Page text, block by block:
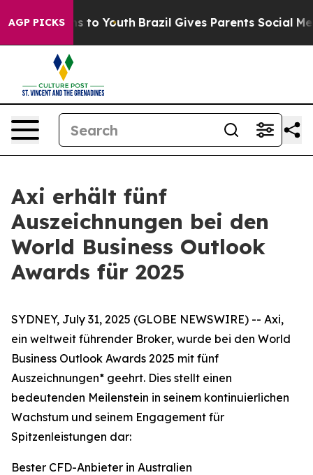
AGP PICKS
Harms to Youth Brazil Gives Parents Social
Axi erhält fünf
Auszeichnungen bei den
World Business Outlook
Awards für 2025
SYDNEY, July 31, 2025 (GLOBE NEWSWIRE) -- Axi,
ein weltweit führender Broker, wurde bei den World
Business Outlook Awards 2025 mit fünf
Auszeichnungen* geehrt. Dies stellt einen
bedeutenden Meilenstein in seinem kontinuierlichen
Wachstum und seinem Engagement für
Spitzenleistungen dar:
Bester CFD-Anbieter in Australien